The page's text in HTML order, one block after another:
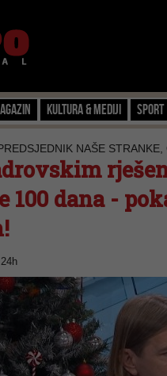
Kultura & Mediji Sport
NAŠE
100 dana -